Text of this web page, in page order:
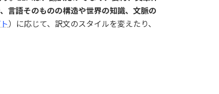
言語そのものの構造や世界の知識、文脈の
）に応じて、訳文のスタイルを変えたり、